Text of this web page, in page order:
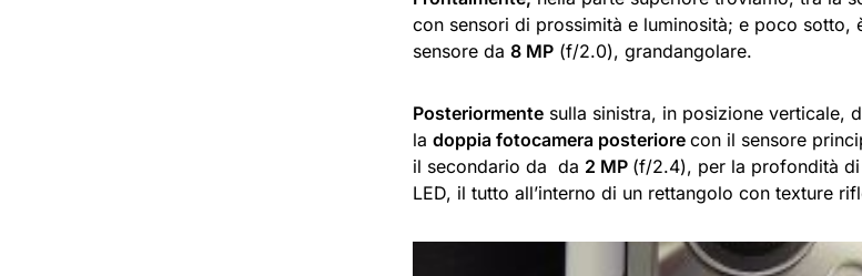
con sensori di prossimità e luminosità; e poco sotto,
sensore da 8 MP (f/2.0), grandangolare.
Posteriormente sulla sinistra, in posizione verticale,
la doppia fotocamera posteriore con il sensore
il secondario da da 2 MP (f/2.4), per la profondità
LED, il tutto all’interno di un rettangolo con texture